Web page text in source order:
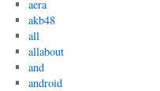
aera
akb48
all
allabout
and
android